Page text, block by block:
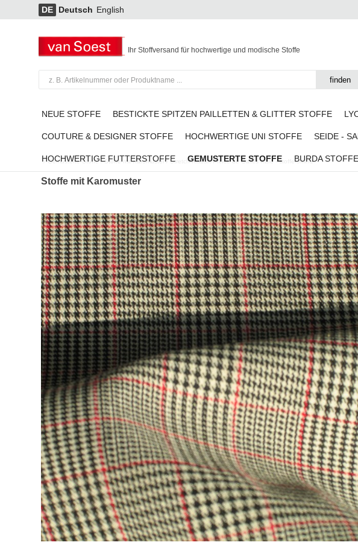
DE Deutsch English
Ihr Stoffversand für hochwertige und modische Stoffe
NEUE STOFFE BESTICKTE SPITZEN PAILLETTEN & GLITTER STOFFE
COUTURE & DESIGNER STOFFE HOCHWERTIGE UNI STOFFE SEIDE -
HOCHWERTIGE FUTTERSTOFFE GEMUSTERTE STOFFE BURDA STOFFE
Gemusterte Stoffe /Stoffe mit Karomuster /Stretch Klassik Prince de Galles Karo - stoffe online
Stoffe mit Karomuster